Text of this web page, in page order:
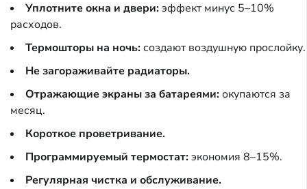
Уплотните окна и двери:эффект минус 5–10%
расходов.
Термошторы на ночь:создают воздушную прослойку.
Не загораживайте радиаторы.
Отражающие экраны за батареями:окупаются за
месяц.
Короткое проветривание.
Программируемый термостат:экономия 8–15%.
Регулярная чистка и обслуживание.